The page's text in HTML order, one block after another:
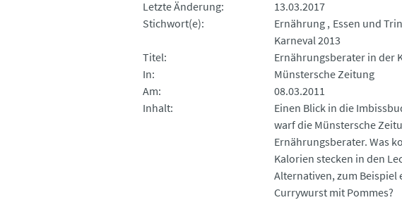
Letzte Änderung
13.03.2017
Stichwort(e)
Ernährung Essen und
Karneval 2013
Titel
Ernährungsberater in der
In
Münstersche Zeitung
Am
08.03.2011
Inhalt
Einen Blick in die
warf die Münstersche
Ernährungsberater. Was
Kalorien stecken in den
Alternativen, zum Beispiel
Currywurst mit Pommes?